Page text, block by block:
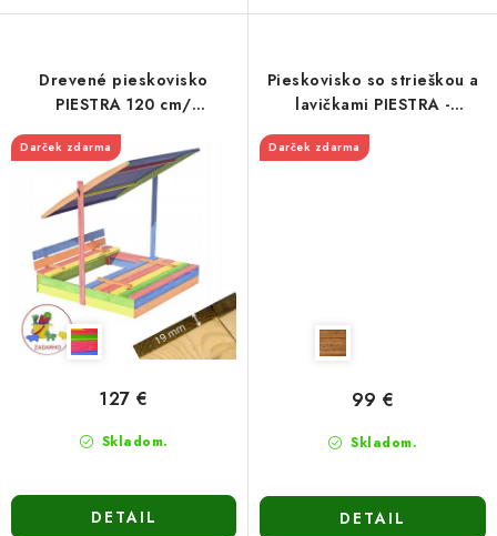
Drevené pieskovisko
PIESTRA 120 cm/
viacfarebné
Darček zdarma
Skladom.
127 €
DETAIL
Pieskovisko so strieškou a
lavičkami PIESTRA -
zatváracie 120cm-hnedé
Darček zdarma
Skladom.
99 €
DETAIL